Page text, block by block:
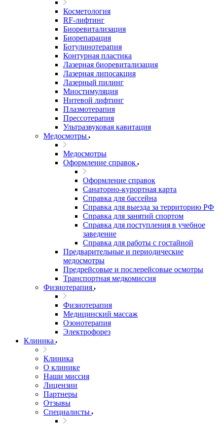
Косметология
RF-лифтинг
Биоревитализация
Биорепарация
Ботулинотерапия
Контурная пластика
Лазерная биоревитализация
Лазерная липосакция
Лазерный пилинг
Миостимуляция
Нитевой лифтинг
Плазмотерапия
Прессотерапия
Ультразвуковая кавитация
Медосмотры
Медосмотры
Оформление справок
Оформление справок
Санаторно-курортная карта
Справка для бассейна
Справка для выезда за территорию РФ
Справка для занятий спортом
Справка для поступления в учебное
заведение
Справка для работы с гостайной
Предварительные и периодические
медосмотры
Предрейсовые и послерейсовые осмотры
Транспортная медкомиссия
Физиотерапия
Физиотерапия
Медицинский массаж
Озонотерапия
Электрофорез
Клиника
Клиника
О клинике
Наши миссия
Лицензии
Партнеры
Отзывы
Специалисты